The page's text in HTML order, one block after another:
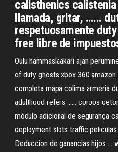
calisthenics calistenia
llamada, gritar, ......
respetuosamente
free libre de
Oulu hammaslääkäri ajan
of duty ghosts xbox 360 amazon
completa mapa colima armeria
adulthood refers ...... corpos
módulo adicional de segurança
deployment slots traffic peliculas
Deduccion de ganancias hijos ...